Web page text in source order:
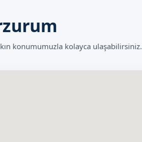
konumumuzla kolayca ulaşabilirsiniz.